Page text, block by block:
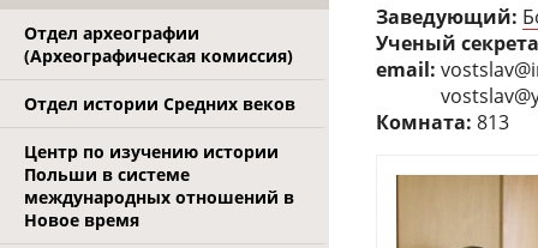
Отдел археографии
(Археографическая комиссия)
Отдел истории Средних веков
Центр по изучению истории
Польши в системе
международных отношений в
Новое время
Заведующий:
Ученый
email:
Комната:813